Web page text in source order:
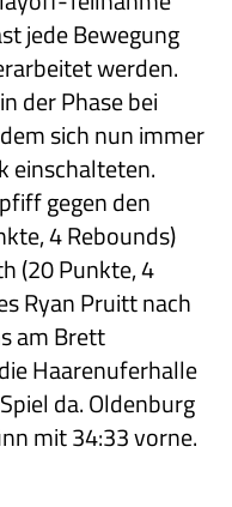
jede Bewegung
werden.
der Phase bei
sich nun immer
einschalteten.
gegen den
4 Rebounds)
(20 Punkte, 4
Ryan Pruitt nach
am Brett
Haarenuferhalle
da. Oldenburg
mit 34:33 vorne.